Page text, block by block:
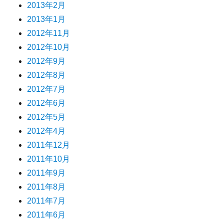
2013年2月
2013年1月
2012年11月
2012年10月
2012年9月
2012年8月
2012年7月
2012年6月
2012年5月
2012年4月
2011年12月
2011年10月
2011年9月
2011年8月
2011年7月
2011年6月